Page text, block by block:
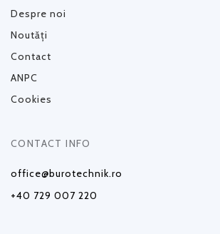
Despre noi
Noutăți
Contact
ANPC
Cookies
CONTACT INFO
office@burotechnik.ro
+40 729 007 220